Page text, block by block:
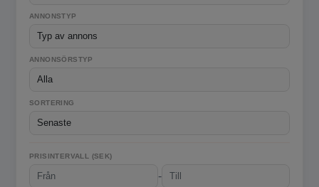
ANNONSTYP
ANNONSÖRSTYP
SORTERING
PRISINTERVALL (SEK)
-